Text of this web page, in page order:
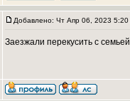
Добавлено: Чт Апр 06, 2023 5:20
Заезжали перекусить с